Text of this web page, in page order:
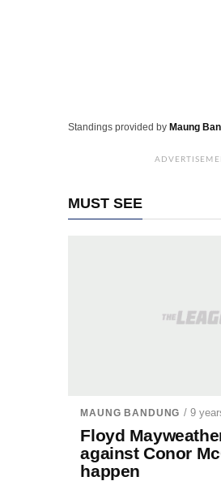
Standings provided by Maung
MUST SEE
MAUNG BANDUNG / 9
Floyd
against Conor
happen